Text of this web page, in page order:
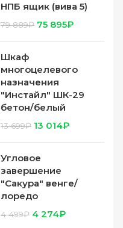
НПБ ящик (вива 5)
79 889₽ 75 895₽
Шкаф
многоцелевого
назначения
"Инстайл" ШК-29
бетон/белый
13 699₽ 13 014₽
Угловое
завершение
"Сакура" венге/
лоредо
4 499₽ 4 274₽